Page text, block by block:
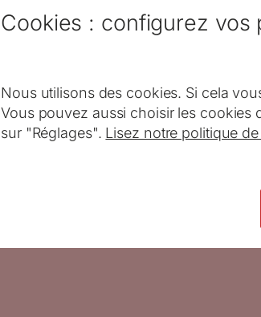
Cookies : configurez vos
Nous utilisons des cookies. Si cela
Vous pouvez aussi choisir les
sur "Réglages". Lisez notre politique